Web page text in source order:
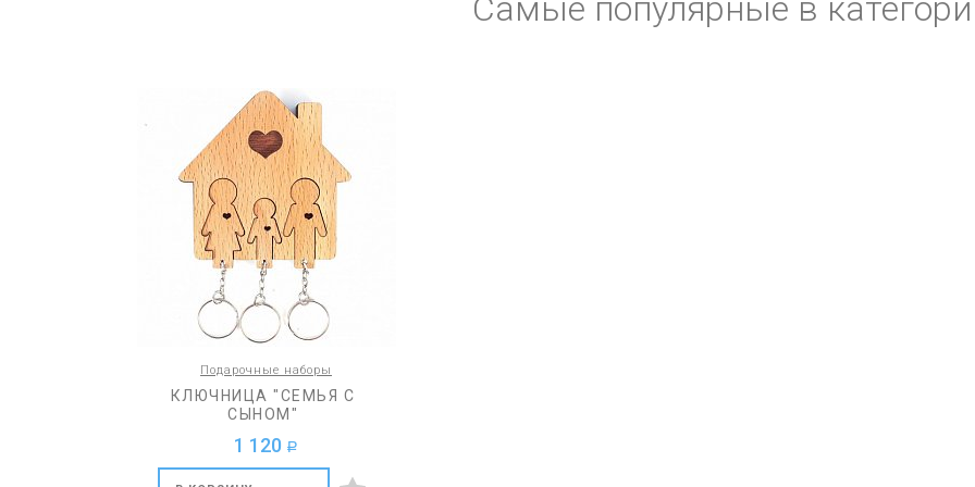
Самые популярные в
Подарочные наборы
КЛЮЧНИЦА "СЕМЬЯ С
СЫНОМ"
1 120 a